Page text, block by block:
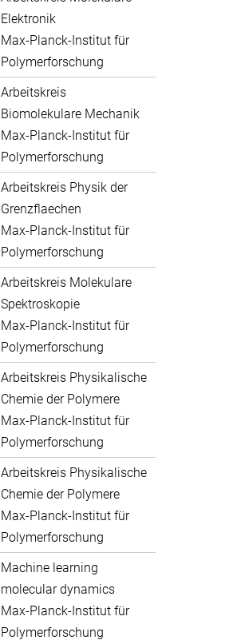
Elektronik
Max-Planck-Institut für
Polymerforschung
Arbeitskreis
Biomolekulare Mechanik
Max-Planck-Institut für
Polymerforschung
Arbeitskreis Physik der
Grenzflaechen
Max-Planck-Institut für
Polymerforschung
Arbeitskreis Molekulare
Spektroskopie
Max-Planck-Institut für
Polymerforschung
Arbeitskreis Physikalische
Chemie der Polymere
Max-Planck-Institut für
Polymerforschung
Arbeitskreis Physikalische
Chemie der Polymere
Max-Planck-Institut für
Polymerforschung
Machine learning
molecular dynamics
Max-Planck-Institut für
Polymerforschung